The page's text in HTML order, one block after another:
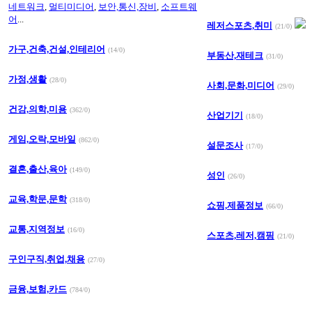
네트워크, 멀티미디어, 보안,통신,장비, 소프트웨
어 ...
가구,건축,건설,인테리어 (14/0)
가정,생활 (28/0)
건강,의학,미용 (362/0)
게임,오락,모바일 (862/0)
결혼,출산,육아 (149/0)
교육,학문,문학 (318/0)
교통,지역정보 (16/0)
구인구직,취업,채용 (27/0)
금융,보험,카드 (784/0)
레저스포츠,취미 (21/0)
부동산,재테크 (31/0)
사회,문화,미디어 (29/0)
산업기기 (18/0)
설문조사 (17/0)
성인 (26/0)
쇼핑,제품정보 (66/0)
스포츠,레저,캠핑 (21/0)